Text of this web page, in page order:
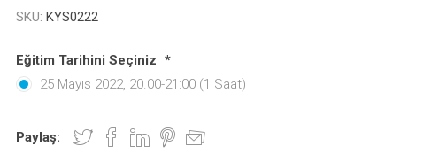
SKU: KYS0222
Eğitim Tarihini Seçiniz *
25 Mayıs 2022, 20.00-21:00 (1 Saat)
Paylaş: